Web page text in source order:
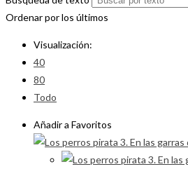
Ordenar por los últimos
Visualización:
40
80
Todo
Añadir a Favoritos